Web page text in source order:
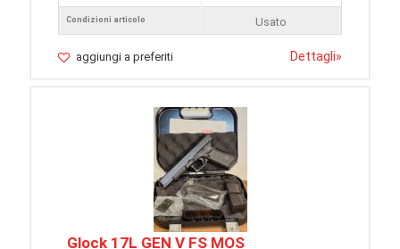
Condizioni articolo
Usato
aggiungi a preferiti Dettagli»
Glock 17L GEN V FS MOS